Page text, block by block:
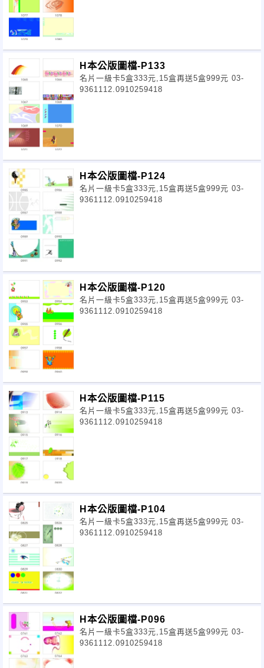
H本公版圖檔-P133
名片一級卡5盒333元,15盒再送5盒999元 03-
9361112.0910259418
H本公版圖檔-P124
名片一級卡5盒333元,15盒再送5盒999元 03-
9361112.0910259418
H本公版圖檔-P120
名片一級卡5盒333元,15盒再送5盒999元 03-
9361112.0910259418
H本公版圖檔-P115
名片一級卡5盒333元,15盒再送5盒999元 03-
9361112.0910259418
H本公版圖檔-P104
名片一級卡5盒333元,15盒再送5盒999元 03-
9361112.0910259418
H本公版圖檔-P096
名片一級卡5盒333元,15盒再送5盒999元 03-
9361112.0910259418